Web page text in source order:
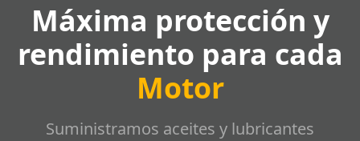
Máxima protección y
rendimiento para cada
Motor
Suministramos aceites y lubricantes